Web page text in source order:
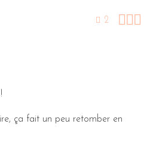
2 
ça fait un peu retomber en